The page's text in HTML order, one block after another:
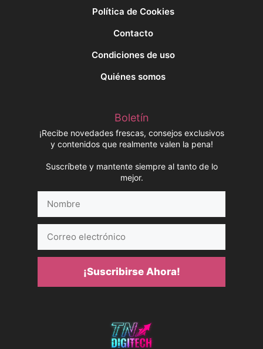
Política de Cookies
Contacto
Condiciones de uso
Quiénes somos
Boletín
¡Recibe novedades frescas, consejos exclusivos
y contenidos que realmente valen la pena!
Suscríbete y mantente siempre al tanto de lo
mejor.
electrónico
¡Suscribirse Ahora!